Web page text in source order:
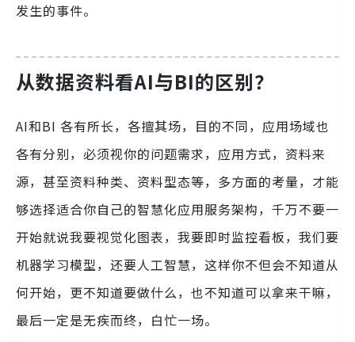
发生的事件。
从数据资料看AI与BI的区别？
AI和BI 各有所长，各擅其场，目的不同，应用场域也
各有分别，必须视你的问题需求，应用方式，资料来
源，甚至资料种类、资料型态等，多方面的考量，才能
够选择适合你自己的智慧化应用服务架构，千万不要一
开始就说我要视觉化图表，我要即时监控看板，我们要
机器学习模型，还要人工智慧，这样你不但会不知道从
何开始，更不知道要做什么，也不知道可以拿来干嘛，
最后一定是无疾而终，白忙一场。